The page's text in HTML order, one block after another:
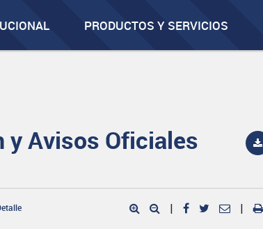
PRODUCTOS Y SERVICIOS
y Avisos Oficiales
| |